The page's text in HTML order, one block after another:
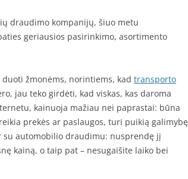
draudimo kompanijų, šiuo metu
geriausios pasirinkimo, asortimento
žmonėms, norintiems, kad transporto
jau teko girdėti, kad viskas, kas daroma
kainuoja mažiau nei paprastai: būna
prekės ar paslaugos, turi puikią galimybę
automobilio draudimu: nusprendę jį
kainą, o taip pat – nesugaišite laiko bei